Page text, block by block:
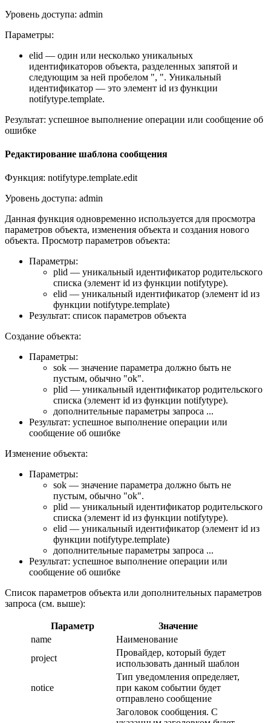
Уровень доступа: admin
Параметры:
elid — один или несколько уникальных
идентификаторов объекта, разделенных запятой и
следующим за ней пробелом ", ". Уникальный
идентификатор — это элемент id из функции
notifytype.template.
Результат: успешное выполнение операции или сообщение об
ошибке
Редактирование шаблона сообщения
Функция: notifytype.template.edit
Уровень доступа: admin
Данная функция одновременно используется для просмотра
параметров объекта, изменения объекта и создания нового
объекта. Просмотр параметров объекта:
Параметры:
plid — уникальный идентификатор родительского
списка (элемент id из функции notifytype).
elid — уникальный идентификатор (элемент id из
функции notifytype.template)
Результат: список параметров объекта
Создание объекта:
Параметры:
sok — значение параметра должно быть не
пустым, обычно "ok".
plid — уникальный идентификатор родительского
списка (элемент id из функции notifytype).
дополнительные параметры запроса ...
Результат: успешное выполнение операции или
сообщение об ошибке
Изменение объекта:
Параметры:
sok — значение параметра должно быть не
пустым, обычно "ok".
plid — уникальный идентификатор родительского
списка (элемент id из функции notifytype).
elid — уникальный идентификатор (элемент id из
функции notifytype.template)
дополнительные параметры запроса ...
Результат: успешное выполнение операции или
сообщение об ошибке
Список параметров объекта или дополнительных параметров
запроса (см. выше):
Параметр
Значение
name
Наименование
project
Провайдер, который будет
использовать данный шаблон
notice
Тип уведомления определяет,
при каком событии будет
отправлено сообщение
Заголовок сообщения. С